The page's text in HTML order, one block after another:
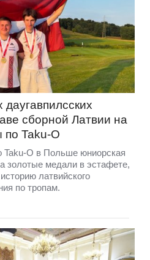
даугавпилсских
сборной Латвии на
по Taku-O
Taku-O в Польше юниорская
золотые медали в эстафете,
латвийского
по тропам.